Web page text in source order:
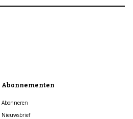
Abonnementen
Abonneren
Nieuwsbrief